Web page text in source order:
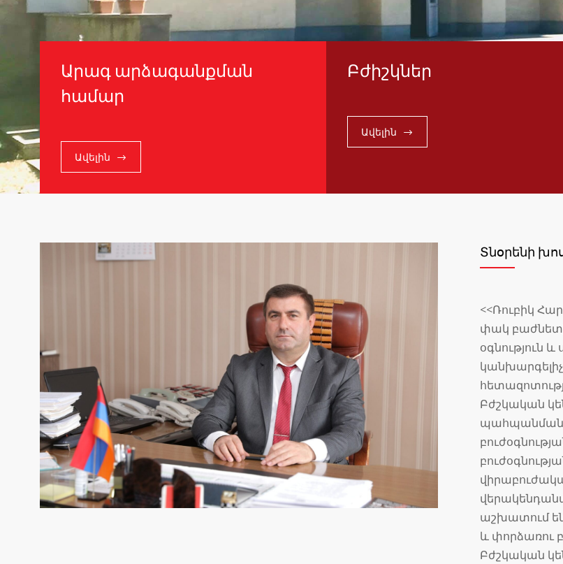
Արագ արձագանքման
համար
Ավելին
Բժիշկներ
Ավելին
Տնօրենի
<<Ռուբիկ
փակ
օգնություն
Բժշկական
պահպանման
աշխատում
և փորձառու
Բժշկական